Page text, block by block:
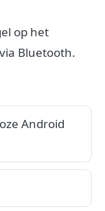
op het
Bluetooth.
Android